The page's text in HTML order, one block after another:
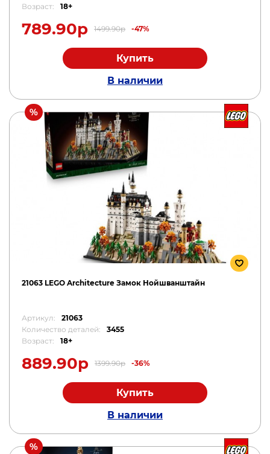
Возраст:
18+
789.90р 1499.90р -47%
Купить
В наличии
21063 LEGO Architecture Замок Нойшванштайн
Артикул:
21063
Количество деталей:
3455
Возраст:
18+
889.90р 1399.90р -36%
Купить
В наличии